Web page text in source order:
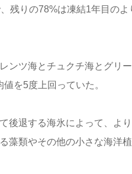
残りの78%は凍結1年目の
ンツ海とチュクチ海とグリ
を5度上回っていた。
後退する海氷によって、よ
藻類やその他の小さな海洋